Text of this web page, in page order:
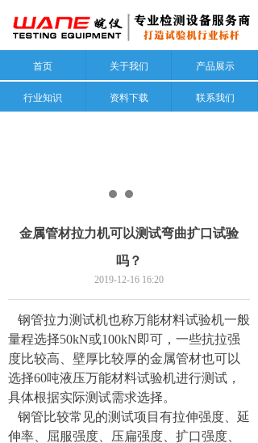
首页 关于我们 产品展示
行业知识 资料下载 联系我们
金属管材拉力机可以测试弯曲扩口试验
吗？
2019-12-16 16:20
钢管拉力测试机也称万能材料试验机一般
量程选择50kN或100kN即可，一些抗拉强
度比较高、壁厚比较厚的金属管材也可以
选择60吨液压万能材料试验机进行测试，
具体根据实际测试需求选择。
钢管比较常见的测试项目有拉伸强度、延
伸率、屈服强度、压扁强度、扩口强度、